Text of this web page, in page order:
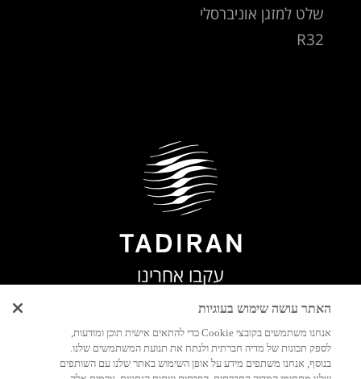
שלט למזגן אוניברסלי
R32
עקבו אחרינו
האתר עושה שימוש בעוגיות
אנחנו משתמשים בקובצי Cookie כדי להתאים אישית תוכן ומודעות,
לספק תכונות של מדיה חברתית ולנתח את תנועת המשתמשים שלנו.
בנוסף, אנחנו משתפים מידע על אופן השימוש באתר שלנו עם השותפים